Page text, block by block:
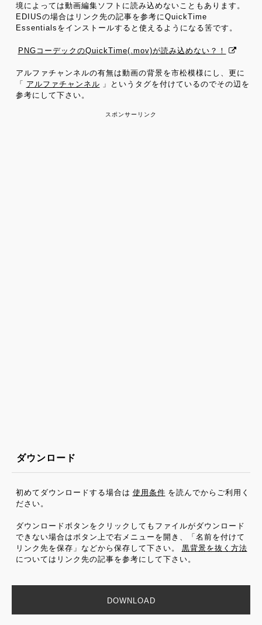
境によっては動画編集ソフトに読み込めないこともあります。
EDIUSの場合はリンク先の記事を参考にQuickTime
Essentialsをインストールすると使えるようになる筈です。
PNGコーデックのQuickTime(.mov)が読み込めない？！
アルファチャンネルの有無は動画の背景を市松模様にし、更に
「
アルファチャンネル 」というタグを付けているのでその辺を
参考にして下さい。
ダウンロード
初めてダウンロードする場合は 使用条件 を読んでからご利用く
ださい。
ダウンロードボタンをクリックしてもファイルがダウンロード
できない場合はボタン上で右メニューを開き、「名前を付けて
リンク先を保存」などから保存して下さい。
黒背景を抜く方法
についてはリンク先の記事を参考にして下さい。
DOWNLOAD